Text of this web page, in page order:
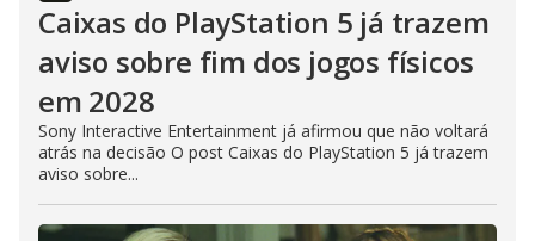
Caixas do PlayStation 5 já trazem
aviso sobre fim dos jogos físicos
em 2028
Sony Interactive Entertainment já afirmou que não voltará
atrás na decisão O post Caixas do PlayStation 5 já trazem
aviso sobre...